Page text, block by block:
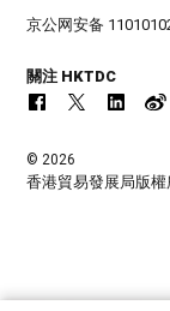
京公网安备
關注 HKTDC
© 2026
香港貿易發展局版權